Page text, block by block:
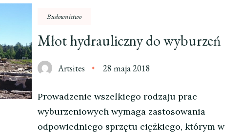
Budownictwo
Młot hydrauliczny do wyburzeń
Artsites 28 maja 2018
Prowadzenie wszelkiego rodzaju prac
wyburzeniowych wymaga zastosowania
odpowiedniego sprzętu ciężkiego, którym w